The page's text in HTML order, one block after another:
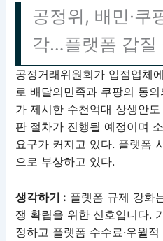
공정위, 배민·쿠
각…플랫폼 갑질
공정거래위원회가 입점업체
로 배달의민족과 쿠팡의 동
가 제시한 수천억대 상생안
판 절차가 진행될 예정이며
요구가 커지고 있다. 플랫폼
으로 부상하고 있다.
생각하기 : 플랫폼 규제 강화
쟁 확립을 위한 신호입니다.
정하고 플랫폼 수수료·우월